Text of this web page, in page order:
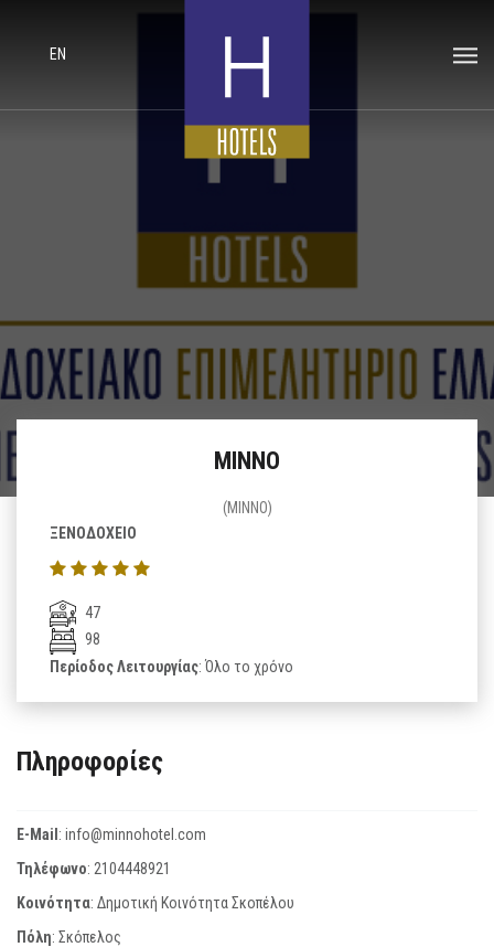
EN
ΜΙΝΝΟ
(MINNO)
ΞΕΝΟΔΟΧΕΙΟ
47
98
Περίοδος Λειτουργίας: Όλο το χρόνο
Πληροφορίες
E-Mail: info@minnohotel.com
Τηλέφωνο: 2104448921
Κοινότητα: Δημοτική Κοινότητα Σκοπέλου
Πόλη: Σκόπελος